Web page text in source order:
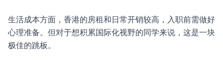
生活成本方面，香港的房租和日常开销较高，入职前需做好
心理准备。但对于想积累国际化视野的同学来说，这是一块
极佳的跳板。